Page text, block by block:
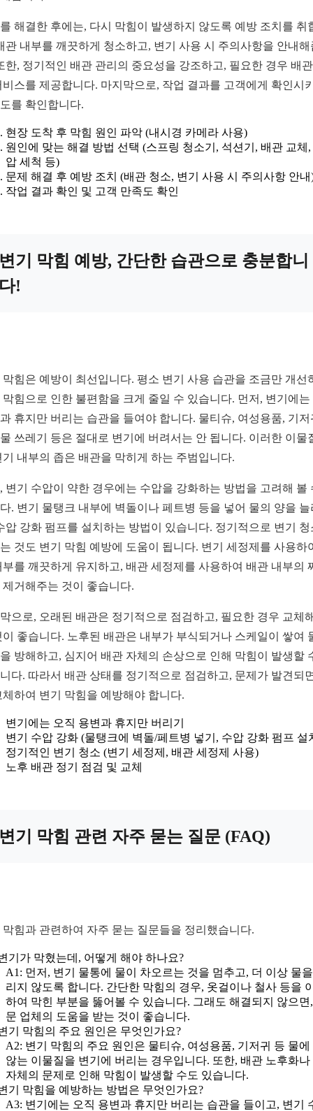
해결한 후에는, 다시 막힘이 발생하지 않도록 예방 조치를 취
관 내부를 깨끗하게 청소하고, 변기 사용 시 주의사항을 안내해
한, 정기적인 배관 관리의 중요성을 강조하고, 필요한 경우 배
비스를 제공합니다. 마지막으로, 작업 결과를 고객에게 확인시
를 확인합니다.
현장 도착 후 막힘 원인 파악 (내시경 카메라 사용)
원인에 맞는 해결 방법 선택 (스프링 청소기, 석션기, 배관 교체,
압 세척 등)
문제 해결 후 예방 조치 (배관 청소, 변기 사용 시 주의사항 안내
작업 결과 확인 및 고객 만족도 확인
기 막힘 예방, 간단한 습관으로 충분합니
!
막힘은 예방이 최선입니다. 평소 변기 사용 습관을 조금만 개선
막힘으로 인한 불편함을 크게 줄일 수 있습니다. 먼저, 변기에는
휴지만 버리는 습관을 들여야 합니다. 물티슈, 여성용품, 기저
쓰레기 등은 절대로 변기에 버려서는 안 됩니다. 이러한 이물
기 내부의 좁은 배관을 막히게 하는 주범입니다.
변기 수압이 약한 경우에는 수압을 강화하는 방법을 고려해 볼
. 변기 물탱크 내부에 벽돌이나 페트병 등을 넣어 물의 양을 늘
압 강화 펌프를 설치하는 방법이 있습니다. 정기적으로 변기 청
것도 변기 막힘 예방에 도움이 됩니다. 변기 세정제를 사용하
부를 깨끗하게 유지하고, 배관 세정제를 사용하여 배관 내부의
제거해주는 것이 좋습니다.
으로, 오래된 배관은 정기적으로 점검하고, 필요한 경우 교체
이 좋습니다. 노후된 배관은 내부가 부식되거나 스케일이 쌓여
방해하고, 심지어 배관 자체의 손상으로 인해 막힘이 발생할
다. 따라서 배관 상태를 정기적으로 점검하고, 문제가 발견되
체하여 변기 막힘을 예방해야 합니다.
변기에는 오직 용변과 휴지만 버리기
변기 수압 강화 (물탱크에 벽돌/페트병 넣기, 수압 강화 펌프 설
정기적인 변기 청소 (변기 세정제, 배관 세정제 사용)
노후 배관 정기 점검 및 교체
기 막힘 관련 자주 묻는 질문 (FAQ)
막힘과 관련하여 자주 묻는 질문들을 정리했습니다.
기가 막혔는데, 어떻게 해야 하나요?
A1: 먼저, 변기 물통에 물이 차오르는 것을 멈추고, 더 이상 물
리지 않도록 합니다. 간단한 막힘의 경우, 옷걸이나 철사 등을
하여 막힌 부분을 뚫어볼 수 있습니다. 그래도 해결되지 않으면
문 업체의 도움을 받는 것이 좋습니다.
기 막힘의 주요 원인은 무엇인가요?
A2: 변기 막힘의 주요 원인은 물티슈, 여성용품, 기저귀 등 물에
않는 이물질을 변기에 버리는 경우입니다. 또한, 배관 노후화나
자체의 문제로 인해 막힘이 발생할 수도 있습니다.
기 막힘을 예방하는 방법은 무엇인가요?
A3: 변기에는 오직 용변과 휴지만 버리는 습관을 들이고, 변기